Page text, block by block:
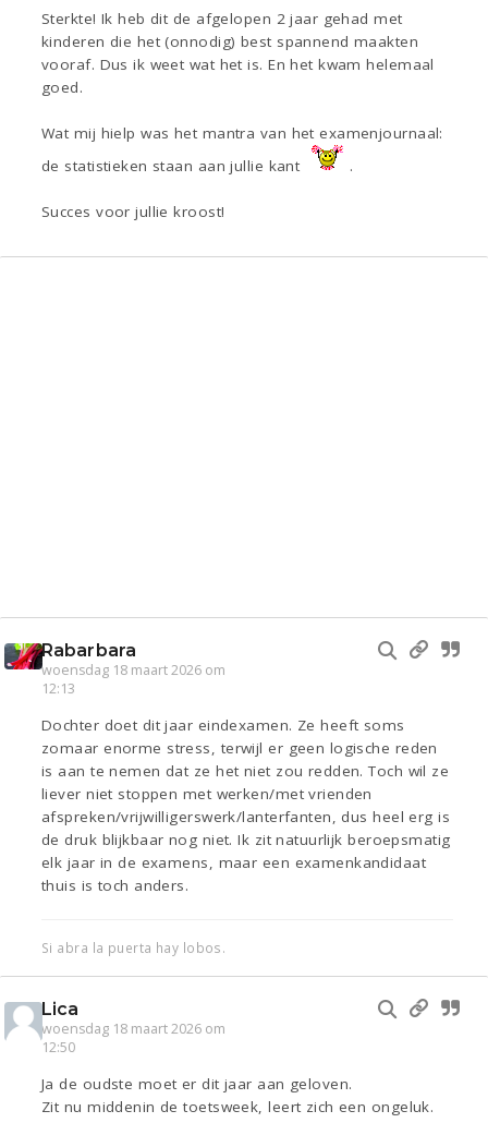
Sterkte! Ik heb dit de afgelopen 2 jaar gehad met
kinderen die het (onnodig) best spannend maakten
vooraf. Dus ik weet wat het is. En het kwam helemaal
goed.
Wat mij hielp was het mantra van het examenjournaal:
de statistieken staan aan jullie kant
.
Succes voor jullie kroost!
Rabarbara
woensdag 18 maart 2026 om
12:13
Dochter doet dit jaar eindexamen. Ze heeft soms
zomaar enorme stress, terwijl er geen logische reden
is aan te nemen dat ze het niet zou redden. Toch wil ze
liever niet stoppen met werken/met vrienden
afspreken/vrijwilligerswerk/lanterfanten, dus heel erg is
de druk blijkbaar nog niet. Ik zit natuurlijk beroepsmatig
elk jaar in de examens, maar een examenkandidaat
thuis is toch anders.
Si abra la puerta hay lobos.
Lica
woensdag 18 maart 2026 om
12:50
Ja de oudste moet er dit jaar aan geloven.
Zit nu middenin de toetsweek, leert zich een ongeluk.